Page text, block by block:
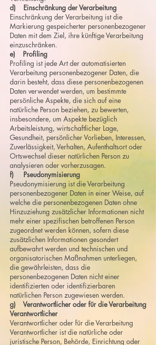
d) Einschränkung der Verarbeitung
Einschränkung der Verarbeitung ist die
Markierung gespeicherter personenbezogener
Daten mit dem Ziel, ihre künftige Verarbeitung
einzuschränken.
e) Profiling
Profiling ist jede Art der automatisierten
Verarbeitung personenbezogener Daten, die
darin besteht, dass diese personenbezogenen
Daten verwendet werden, um bestimmte
persönliche Aspekte, die sich auf eine
natürliche Person beziehen, zu bewerten,
insbesondere, um Aspekte bezüglich
Arbeitsleistung, wirtschaftlicher Lage,
Gesundheit, persönlicher Vorlieben, Interessen,
Zuverlässigkeit, Verhalten, Aufenthaltsort oder
Ortswechsel dieser natürlichen Person zu
analysieren oder vorherzusagen.
f) Pseudonymisierung
Pseudonymisierung ist die Verarbeitung
personenbezogener Daten in einer Weise, auf
welche die personenbezogenen Daten ohne
Hinzuziehung zusätzlicher Informationen nicht
mehr einer spezifischen betroffenen Person
zugeordnet werden können, sofern diese
zusätzlichen Informationen gesondert
aufbewahrt werden und technischen und
organisatorischen Maßnahmen unterliegen,
die gewährleisten, dass die
personenbezogenen Daten nicht einer
identifizierten oder identifizierbaren
natürlichen Person zugewiesen werden.
g) Verantwortlicher oder für die Verarbeitung
Verantwortlicher
Verantwortlicher oder für die Verarbeitung
Verantwortlicher ist die natürliche oder
juristische Person, Behörde, Einrichtung oder